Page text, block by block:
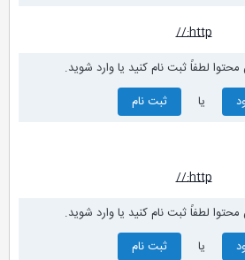
http://
لطفاً ثبت نام کنید یا وارد شوید.
ثبت نام
http://
لطفاً ثبت نام کنید یا وارد شوید.
ثبت نام